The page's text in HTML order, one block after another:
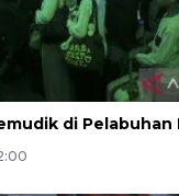
di Pelabuhan